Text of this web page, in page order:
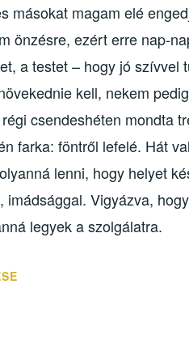
másokat magam elé
önzésre, ezért erre nap-
a testet – hogy jó szívvel
kell, nekem
csendeshéten mondta
farka: föntről lefelé. Hát
lenni, hogy helyet
Vigyázva,
legyek a szolgálatra.